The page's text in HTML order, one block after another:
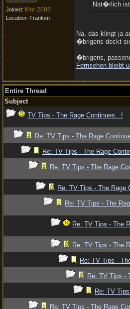
Joined: Mar 2003
Location: Franken
Nat�rlich ist
Na, das klingt ja
�brigens deckt
�brigens,
Fernsehen bleibt
Entire Thread
Subject
TV Tips - The Rage Continues...!
Re: TV Tips - The Rage
Re: TV Tips - The Rage
Re: TV Tips - The Rage
Re: TV Tips - The Rage
Re: TV Tips - The
Re: TV Tips - The
Re: TV Tips - The
Re: TV Tips -
Re: TV Tips -
Re: TV
Re: TV Tips - The Rage